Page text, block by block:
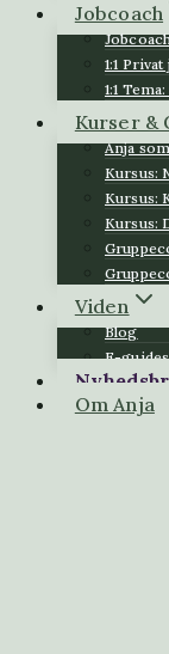
Jobcoach
1:1
1:1
Kurser &
Anja
Kursus:
Kursus:
Kursus:
Viden
Blog
E-
Om Anja